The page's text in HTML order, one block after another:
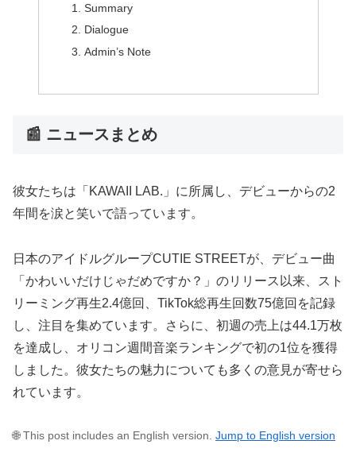
Summary
Dialogue
Admin’s Note
📰 ニュースまとめ
彼女たちは「KAWAII LAB.」に所属し、デビューからの2
年間を涙と笑いで語っています。
日本のアイドルグループCUTIE STREETが、デビュー曲
「かわいいだけじゃだめですか？」のリリース以来、スト
リーミング再生2.4億回、TikTok総再生回数75億回を記録
し、注目を集めています。さらに、初週の売上は44.1万枚
を達成し、オリコン週間音楽ランキングで初の1位を獲得
しました。彼女たちの魅力についても多くの意見が寄せら
れています。
🌐 This post includes an English version. Jump to English version